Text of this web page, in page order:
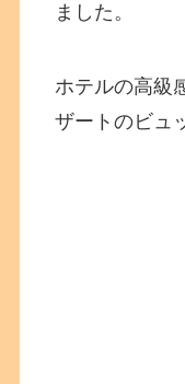
ました。
ホテルの高級
ザートのビュ